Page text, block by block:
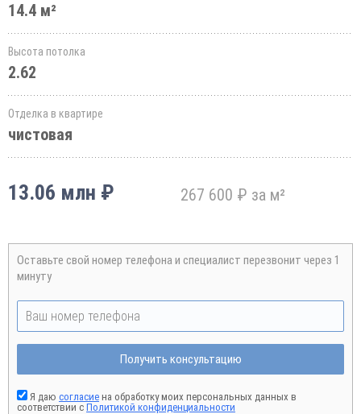
14.4 м²
Высота потолка
2.62
Отделка в квартире
чистовая
13.06 млн ₽ 267 600 ₽ за м²
Оставьте свой номер телефона и специалист перезвонит через 1
минуту
Получить консультацию
Я даю согласие на обработку моих персональных данных в
соответствии с Политикой конфиденциальности